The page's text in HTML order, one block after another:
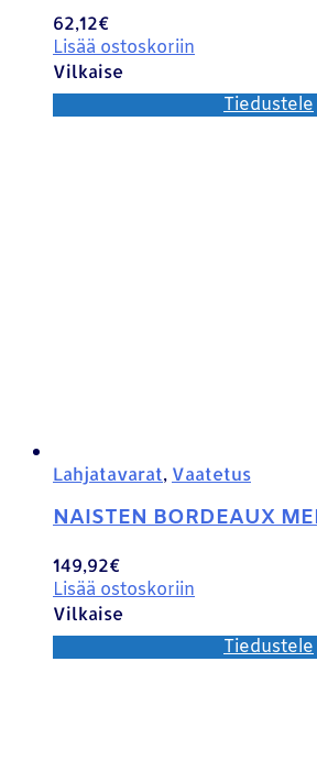
62,12€
Lisää ostoskoriin
Vilkaise
Tiedustele
Lahjatavarat, Vaatetus
NAISTEN BORDEAUX
149,92€
Lisää ostoskoriin
Vilkaise
Tiedustele